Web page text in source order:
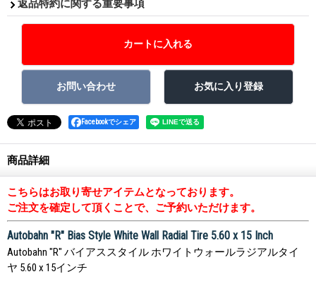
返品特約に関する重要事項
Facebookでシェア
商品詳細
こちらはお取り寄せアイテムとなっております。
ご注文を確定して頂くことで、ご予約いただけます。
Autobahn "R" Bias Style White Wall Radial Tire 5.60 x 15 Inch
Autobahn "R" バイアススタイル ホワイトウォールラジアルタイ
ヤ 5.60 x 15インチ